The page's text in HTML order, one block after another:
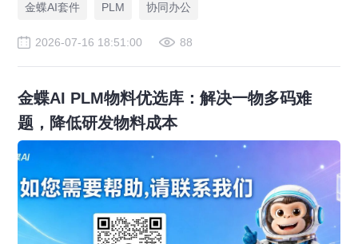
金蝶AI套件
PLM 协同办公
2026-07-16 18:51:00 88
金蝶AI PLM物料优选库：解决一物多码难
题，降低研发物料成本